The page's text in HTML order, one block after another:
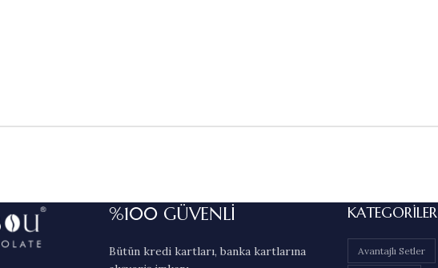
%100 GÜVENLİ
Bütün kredi kartları, banka kartlarına
KATEGORILER
Avantajlı Setler